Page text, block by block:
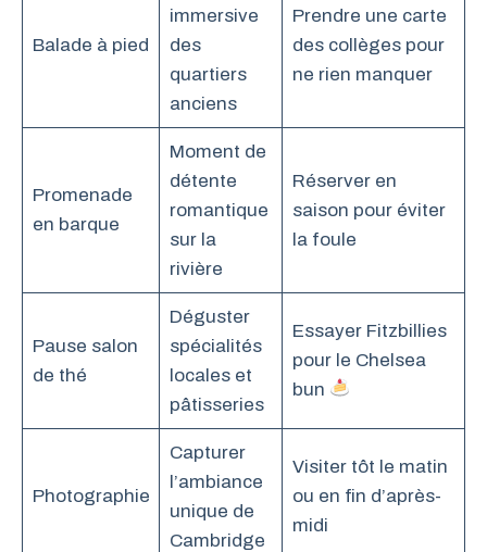
Balade à pied
immersive
des
quartiers
anciens
Prendre une carte
des collèges pour
ne rien manquer
Promenade
en barque
Moment de
détente
romantique
sur la
rivière
Réserver en
saison pour éviter
la foule
Pause salon
de thé
Déguster
spécialités
locales et
pâtisseries
Essayer Fitzbillies
pour le Chelsea
bun
Photographie
Capturer
l’ambiance
unique de
Cambridge
Visiter tôt le matin
ou en fin d’après-
midi